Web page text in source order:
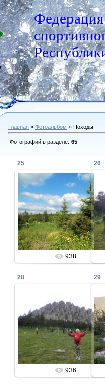
Федерация
Главная » Фотоальбом » Походы
Фотографий в разделе: 65
25
20.06.2016
Admin
938
26
28
20.06.2016
Admin
936
29